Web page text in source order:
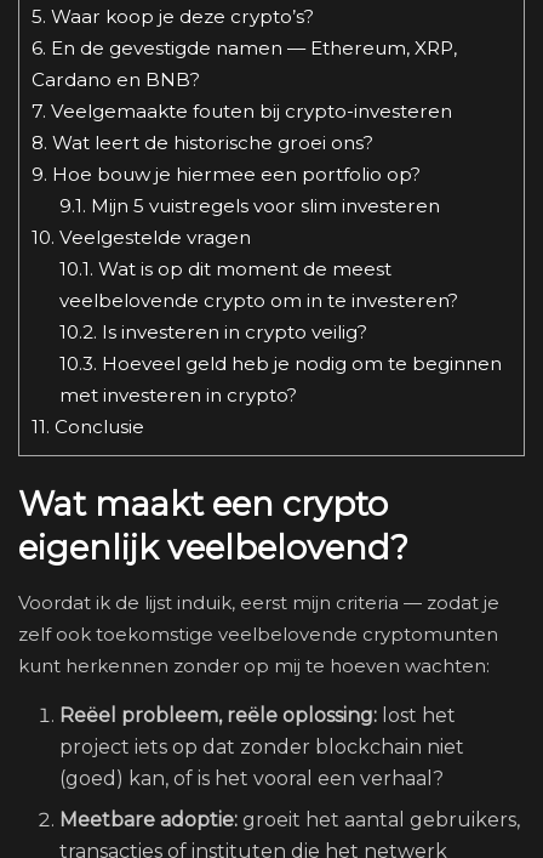
5. Waar koop je deze crypto’s?
6. En de gevestigde namen — Ethereum, XRP,
Cardano en BNB?
7. Veelgemaakte fouten bij crypto-investeren
8. Wat leert de historische groei ons?
9. Hoe bouw je hiermee een portfolio op?
9.1. Mijn 5 vuistregels voor slim investeren
10. Veelgestelde vragen
10.1. Wat is op dit moment de meest
veelbelovende crypto om in te investeren?
10.2. Is investeren in crypto veilig?
10.3. Hoeveel geld heb je nodig om te beginnen
met investeren in crypto?
11. Conclusie
Wat maakt een crypto
eigenlijk veelbelovend?
Voordat ik de lijst induik, eerst mijn criteria — zodat je
zelf ook toekomstige veelbelovende cryptomunten
kunt herkennen zonder op mij te hoeven wachten:
Reëel probleem, reële oplossing: lost het
project iets op dat zonder blockchain niet
(goed) kan, of is het vooral een verhaal?
Meetbare adoptie: groeit het aantal gebruikers,
transacties of instituten die het netwerk